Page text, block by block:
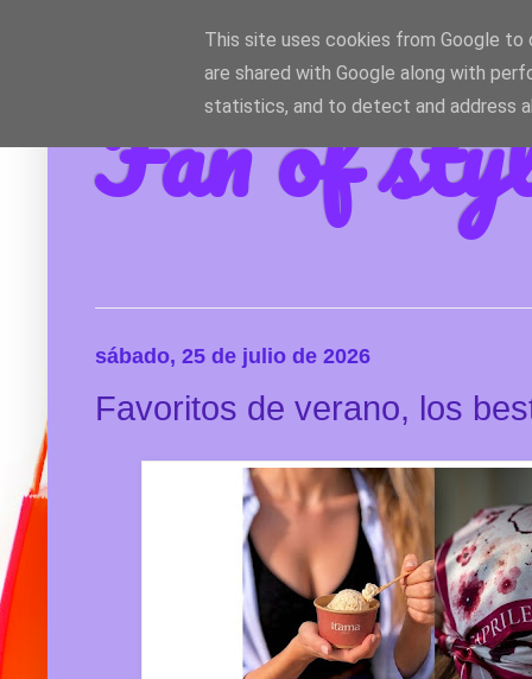
Fan of
sábado, 25 de julio de 2026
Favoritos de verano, los
This site uses cookies from Google to
are shared with Google along with
statistics, and to detect and address